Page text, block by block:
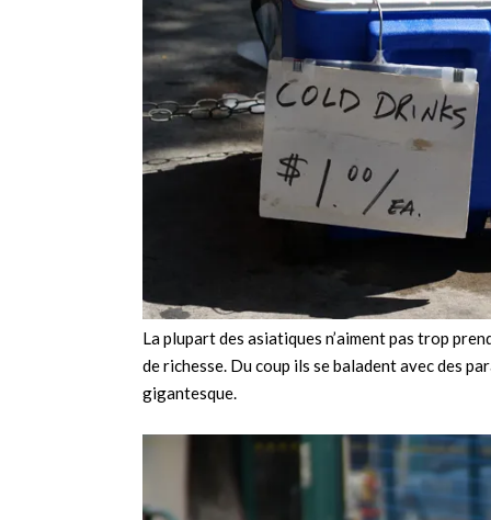
La plupart des asiatiques n’aiment pas trop
de richesse. Du coup ils se baladent avec des
gigantesque.